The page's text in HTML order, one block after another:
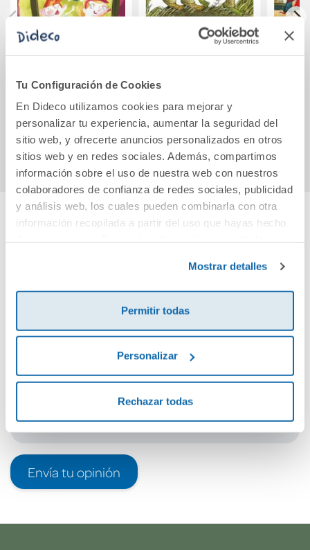
Tu Configuración de Cookies
En Dideco utilizamos cookies para mejorar y
personalizar tu experiencia, aumentar la seguridad del
sitio web, y ofrecerte anuncios personalizados en otros
sitios web y en redes sociales. Además, compartimos
información sobre el uso de nuestra web con nuestros
colaboradores de confianza de redes sociales, publicidad
y análisis web, los cuales pueden combinarla con otra
información recopilada a partir del uso que hayas hecho
Mostrar detalles
Permitir todas
Personalizar
Rechazar todas
El idioma de las
10,95€
Comprar
Días con Sapo y
11,15€
Comprar
Cuéntanos tu opinión
¡Sé el primero en valorar este producto!
Envía tu opinión